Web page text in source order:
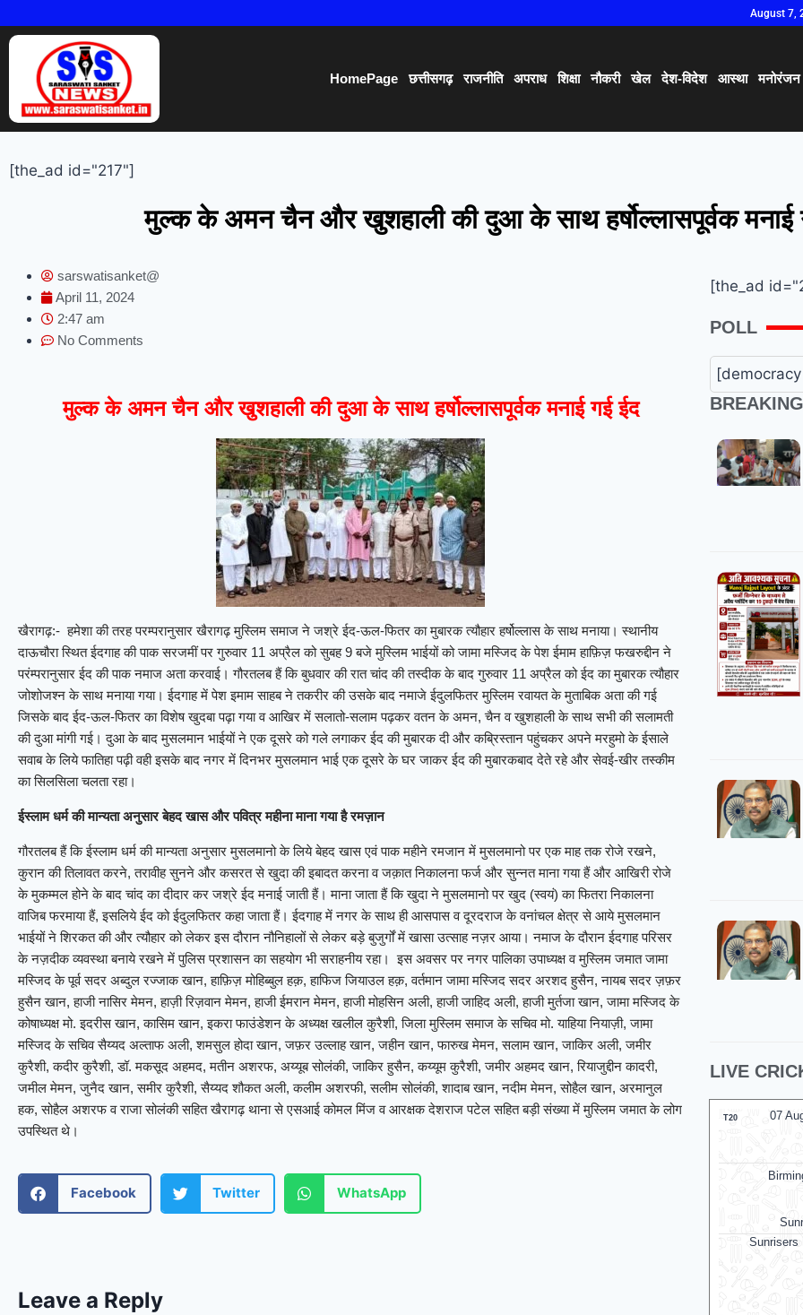
August 7,
HomePage छत्तीसगढ़ राजनीति अपराध शिक्षा नौकरी खेल देश-विदेश आस्था मनोरंजन
[the_ad id="217"]
मुल्क के अमन चैन और खुशहाली की दुआ के साथ हर्षोल्लासपूर्वक मनाई
sarswatisanket@
April 11, 2024
2:47 am
No Comments
मुल्क के अमन चैन और खुशहाली की दुआ के साथ हर्षोल्लासपूर्वक मनाई गई ईद
खैरागढ़:- हमेशा की तरह परम्परानुसार खैरागढ़ मुस्लिम समाज ने जश्रे ईद-ऊल-फितर का मुबारक त्यौहार हर्षोल्लास के साथ मनाया। स्थानीय
दाऊचौरा स्थित ईदगाह की पाक सरजमीं पर गुरुवार 11 अप्रैल को सुबह 9 बजे मुस्लिम भाईयों को जामा मस्जिद के पेश ईमाम हाफ़िज़ फखरुद्दीन ने
परंम्परानुसार ईद की पाक नमाज अता करवाई। गौरतलब हैं कि बुधवार की रात चांद की तस्दीक के बाद गुरुवार 11 अप्रैल को ईद का मुबारक त्यौहार
जोशोजश्न के साथ मनाया गया। ईदगाह में पेश इमाम साहब ने तकरीर की उसके बाद नमाजे ईदुलफितर मुस्लिम रवायत के मुताबिक अता की गई
जिसके बाद ईद-ऊल-फितर का विशेष खुदबा पढ़ा गया व आखिर में सलातो-सलाम पढ़कर वतन के अमन, चैन व खुशहाली के साथ सभी की सलामती
की दुआ मांगी गई। दुआ के बाद मुसलमान भाईयों ने एक दूसरे को गले लगाकर ईद की मुबारक दी और कब्रिस्तान पहुंचकर अपने मरहुमो के ईसाले
सवाब के लिये फातिहा पढ़ी वही इसके बाद नगर में दिनभर मुसलमान भाई एक दूसरे के घर जाकर ईद की मुबारकबाद देते रहे और सेवई-खीर तस्कीम
का सिलसिला चलता रहा।
ईस्लाम धर्म की मान्यता अनुसार बेहद खास और पवित्र महीना माना गया है रमज़ान
गौरतलब हैं कि ईस्लाम धर्म की मान्यता अनुसार मुसलमानो के लिये बेहद खास एवं पाक महीने रमजान में मुसलमानो पर एक माह तक रोजे रखने,
कुरान की तिलावत करने, तरावीह सुनने और कसरत से खुदा की इबादत करना व जक़ात निकालना फर्ज और सुन्नत माना गया हैं और आखिरी रोजे
के मुकम्मल होने के बाद चांद का दीदार कर जश्रे ईद मनाई जाती हैं। माना जाता हैं कि खुदा ने मुसलमानो पर खुद (स्वयं) का फितरा निकालना
वाजिब फरमाया हैं, इसलिये ईद को ईदुलफितर कहा जाता हैं। ईदगाह में नगर के साथ ही आसपास व दूरदराज के वनांचल क्षेत्र से आये मुसलमान
भाईयों ने शिरकत की और त्यौहार को लेकर इस दौरान नौनिहालों से लेकर बड़े बुजुर्गों में खासा उत्साह नज़र आया। नमाज के दौरान ईदगाह परिसर
के नज़दीक व्यवस्था बनाये रखने में पुलिस प्रशासन का सहयोग भी सराहनीय रहा। इस अवसर पर नगर पालिका उपाध्यक्ष व मुस्लिम जमात जामा
मस्जिद के पूर्व सदर अब्दुल रज्जाक खान, हाफ़िज़ मोहिब्बुल हक़, हाफिज जियाउल हक़, वर्तमान जामा मस्जिद सदर अरशद हुसैन, नायब सदर ज़फ़र
हुसैन खान, हाजी नासिर मेमन, हाज़ी रिज़वान मेमन, हाजी ईमरान मेमन, हाजी मोहसिन अली, हाजी जाहिद अली, हाजी मुर्तजा खान, जामा मस्जिद के
कोषाध्यक्ष मो. इदरीस खान, कासिम खान, इकरा फाउंडेशन के अध्यक्ष खलील कुरैशी, जिला मुस्लिम समाज के सचिव मो. याहिया नियाज़ी, जामा
मस्जिद के सचिव सैय्यद अल्ताफ अली, शमसुल होदा खान, जफ़र उल्लाह खान, जहीन खान, फारुख मेमन, सलाम खान, जाकिर अली, जमीर
कुरैशी, कदीर कुरैशी, डॉ. मकसूद अहमद, मतीन अशरफ, अय्यूब सोलंकी, जाकिर हुसैन, कय्यूम कुरैशी, जमीर अहमद खान, रियाजुद्दीन कादरी,
जमील मेमन, जुनैद खान, समीर कुरैशी, सैय्यद शौकत अली, कलीम अशरफी, सलीम सोलंकी, शादाब खान, नदीम मेमन, सोहैल खान, अरमानुल
हक, सोहैल अशरफ व राजा सोलंकी सहित खैरागढ़ थाना से एसआई कोमल मिंज व आरक्षक देशराज पटेल सहित बड़ी संख्या में मुस्लिम जमात के लोग
उपस्थित थे।
Facebook Twitter WhatsApp
Leave a Reply
[the_ad
POLL
LIVE
07 Aug 2026, Fri 14:00 GMT 07
ODI
Leice
Warwickshire